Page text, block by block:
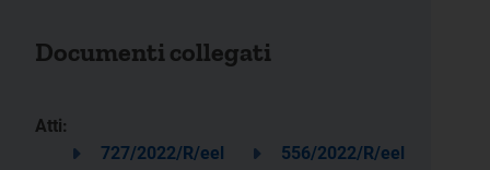
Documenti collegati
Atti:
727/2022/R/eel
556/2022/R/eel